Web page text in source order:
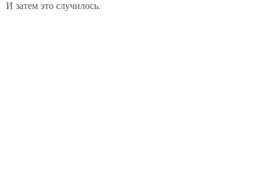
И затем это случилось.